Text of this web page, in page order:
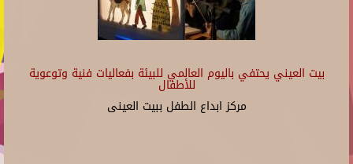
بيت العيني يحتفي باليوم العالمي للبيئة بفعاليات فنية وتوعوية
للأطفال
مركز ابداع الطفل ببيت العينى